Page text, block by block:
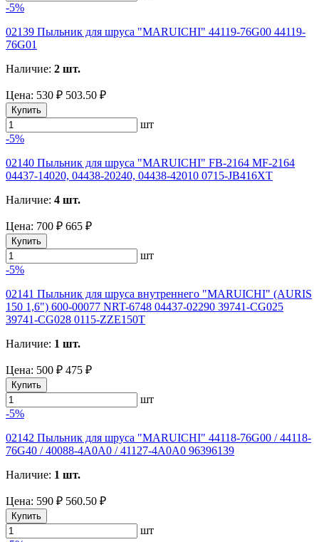
-5%
02139 Пыльник для шруса "MARUICHI" 44119-76G00 44119-
76G01
Наличие: 2 шт.
Цена: 530 ₽ 503.50 ₽
Купить
шт
-5%
02140 Пыльник для шруса "MARUICHI" FB-2164 MF-2164
04437-14020, 04438-20240, 04438-42010 0715-JB416XT
Наличие: 4 шт.
Цена: 700 ₽ 665 ₽
Купить
шт
-5%
02141 Пыльник для шруса внутреннего "MARUICHI" (AURIS
150 1,6") 600-00077 NRT-6748 04437-02290 39741-CG025
39741-CG028 0115-ZZE150T
Наличие: 1 шт.
Цена: 500 ₽ 475 ₽
Купить
шт
-5%
02142 Пыльник для шруса "MARUICHI" 44118-76G00 / 44118-
76G40 / 40088-4A0A0 / 41127-4A0A0 96396139
Наличие: 1 шт.
Цена: 590 ₽ 560.50 ₽
Купить
шт